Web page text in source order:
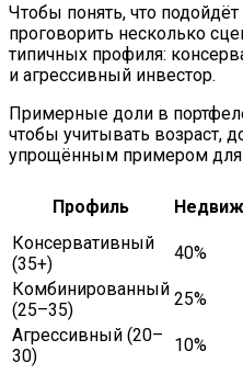
Чтобы понять, что
проговорить несколько
типичных профиля:
и агрессивный инвестор.
Примерные доли в
чтобы учитывать возраст,
упрощённым примером для
Профиль
Консервативный
(35+)
40%
Комбинированный
(25–35)
25%
Агрессивный (20–
30)
10%